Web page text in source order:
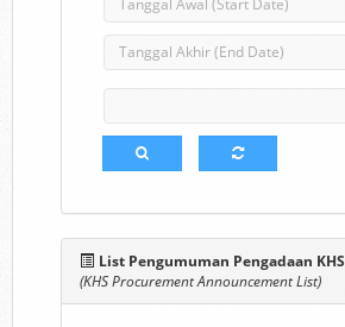
List Pengumuman Pengadaan KHS
(KHS Procurement Announcement List)